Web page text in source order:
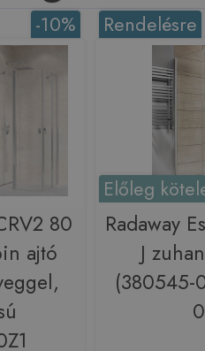
-10%
80
ajtó
Rendelésre
Előleg
Radaway
J
(380545-